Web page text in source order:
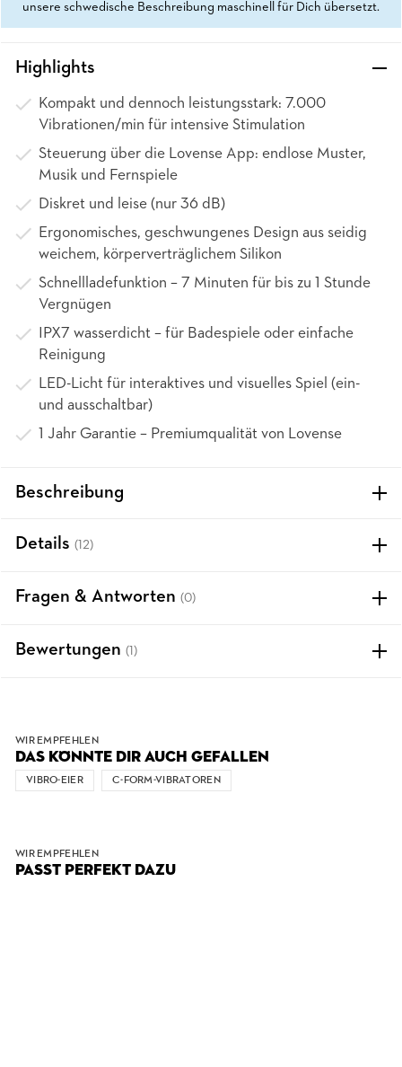
unsere schwedische Beschreibung maschinell für Dich übersetzt.
Highlights
Kompakt und dennoch leistungsstark: 7.000
Vibrationen/min für intensive Stimulation
Steuerung über die Lovense App: endlose Muster,
Musik und Fernspiele
Diskret und leise (nur 36 dB)
Ergonomisches, geschwungenes Design aus seidig
weichem, körperverträglichem Silikon
Schnellladefunktion – 7 Minuten für bis zu 1 Stunde
Vergnügen
IPX7 wasserdicht – für Badespiele oder einfache
Reinigung
LED-Licht für interaktives und visuelles Spiel (ein-
und ausschaltbar)
1 Jahr Garantie – Premiumqualität von Lovense
Beschreibung
Details (12)
Fragen & Antworten (0)
Bewertungen (1)
WIR EMPFEHLEN
DAS KÖNNTE DIR AUCH GEFALLEN
VIBRO-EIER C-FORM-VIBRATOREN
WIR EMPFEHLEN
PASST PERFEKT DAZU